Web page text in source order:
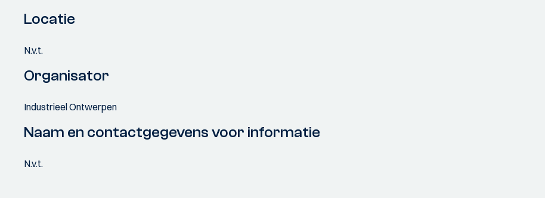
Locatie
N.v.t.
Organisator
Industrieel Ontwerpen
Naam en contactgegevens voor informatie
N.v.t.